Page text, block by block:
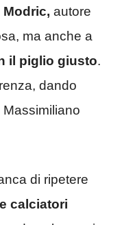
autore
ma anche a
il piglio giusto.
dando
di ripetere
calciatori